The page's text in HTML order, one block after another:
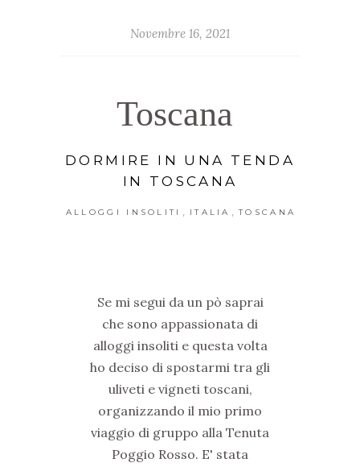
Novembre 16, 2021
Toscana
DORMIRE IN UNA TENDA
IN TOSCANA
ALLOGGI INSOLITI ITALIA TOSCANA
Se mi segui da un pò saprai
che sono appassionata di
alloggi insoliti e questa volta
ho deciso di spostarmi tra gli
uliveti e vigneti toscani,
organizzando il mio primo
viaggio di gruppo alla Tenuta
Poggio Rosso. E' stata